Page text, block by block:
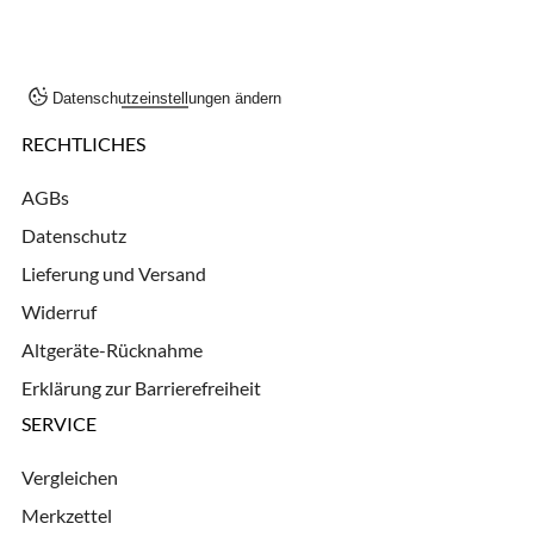
Datenschutzeinstellungen ändern
RECHTLICHES
AGBs
Datenschutz
Lieferung und Versand
Widerruf
Altgeräte-Rücknahme
Erklärung zur Barrierefreiheit
SERVICE
Vergleichen
Merkzettel